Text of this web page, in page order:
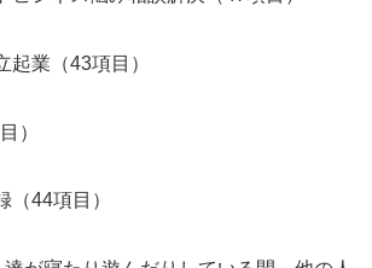
起業（43項目）
）
（44項目）